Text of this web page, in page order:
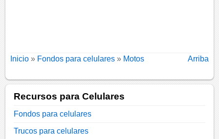
Inicio » Fondos para celulares » Motos Arriba
Recursos para Celulares
Fondos para celulares
Trucos para celulares